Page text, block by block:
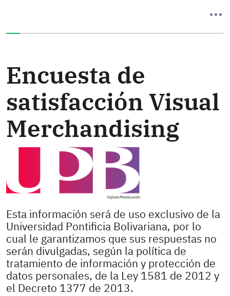
Encuesta de
satisfacción Visual
Merchandising
Esta información será de uso exclusivo de la
Universidad Pontificia Bolivariana, por lo
cual le garantizamos que sus respuestas no
serán divulgadas, según la política de
tratamiento de información y protección de
datos personales, de la Ley 1581 de 2012 y
el Decreto 1377 de 2013.